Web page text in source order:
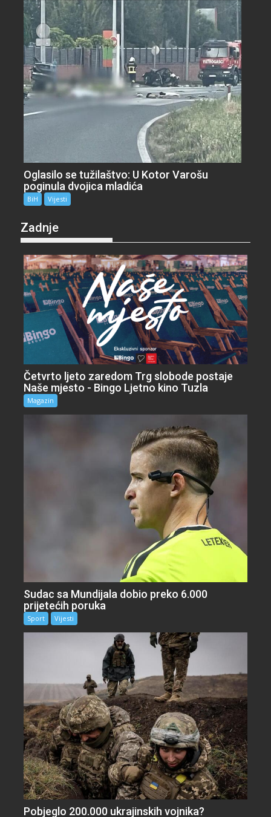
Oglasilo se tužilaštvo: U Kotor Varošu
poginula dvojica mladića
BiH Vijesti
Zadnje
Četvrto ljeto zaredom Trg slobode postaje
Naše mjesto - Bingo Ljetno kino Tuzla
Magazin
Sudac sa Mundijala dobio preko 6.000
prijetećih poruka
Sport Vijesti
Pobjeglo 200.000 ukrajinskih vojnika?